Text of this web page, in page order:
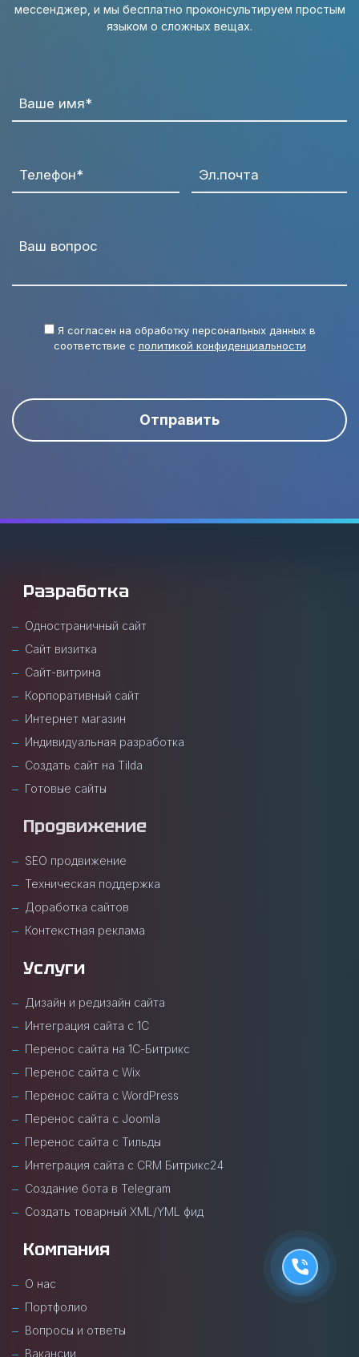
мессенджер, и мы бесплатно проконсультируем простым
языком о сложных вещах.
Ваше имя*
Телефон* Эл.почта
Ваш вопрос
Я согласен на обработку персональных данных в
соответствие с политикой конфиденциальности
Отправить
Разработка
Одностраничный сайт
Сайт визитка
Сайт-витрина
Корпоративный сайт
Интернет магазин
Индивидуальная разработка
Создать сайт на Tilda
Готовые сайты
Продвижение
SEO продвижение
Техническая поддержка
Доработка сайтов
Контекстная реклама
Услуги
Дизайн и редизайн сайта
Интеграция сайта с 1С
Перенос сайта на 1С-Битрикс
Перенос сайта с Wix
Перенос сайта с WordPress
Перенос сайта с Joomla
Перенос сайта с Тильды
Интеграция сайта с CRM Битрикс24
Создание бота в Telegram
Создать товарный XML/YML фид
Компания
О нас
Портфолио
Вопросы и ответы
Вакансии